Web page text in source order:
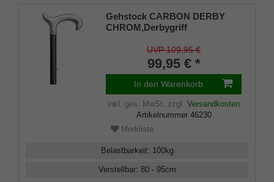
Gehstock CARBON DERBY
CHROM,Derbygriff
Stock aus leichtem
Carbon,anthrazitfarben,
inklusiv schlankem
Gummipuffer.
UVP 109,95 €
99,95 € *
In den Warenkorb
inkl. ges. MwSt. zzgl. Versandkosten
Artikelnummer 46230
Merkliste
Belastbarkeit: 100kg
Verstellbar: 80 - 95cm